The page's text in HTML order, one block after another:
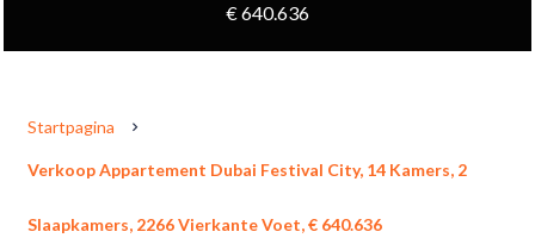
€ 640.636
Startpagina
Verkoop Appartement Dubai Festival City, 14 Kamers, 2
Slaapkamers, 2266 Vierkante Voet, € 640.636